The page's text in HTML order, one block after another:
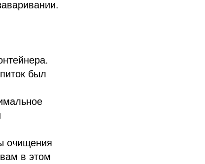
был
очищения
в этом